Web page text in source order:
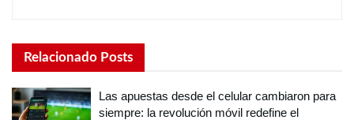
Relacionado Posts
Las apuestas desde el celular cambiaron para
siempre: la revolución móvil redefine el